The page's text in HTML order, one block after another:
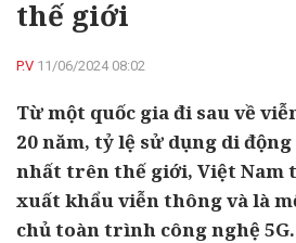
thế giới
P.V 11/06/2024 08:02
Từ một quốc gia đi sau về
20 năm, tỷ lệ sử dụng di
nhất trên thế giới, Việt Nam
xuất khẩu viễn thông và là
chủ toàn trình công nghệ 5G.